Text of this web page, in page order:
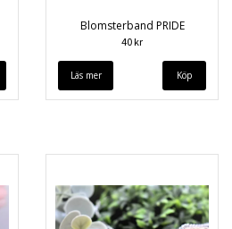
Blomsterband PRIDE
40 kr
Läs mer